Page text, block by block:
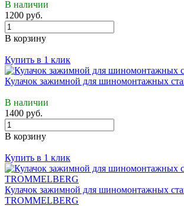
В наличии
1200 руб.
В корзину
Купить в 1 клик
Кулачок зажимной для шиномонтажных
В наличии
1400 руб.
В корзину
Купить в 1 клик
Кулачок зажимной для шиномонтажных
TROMMELBERG